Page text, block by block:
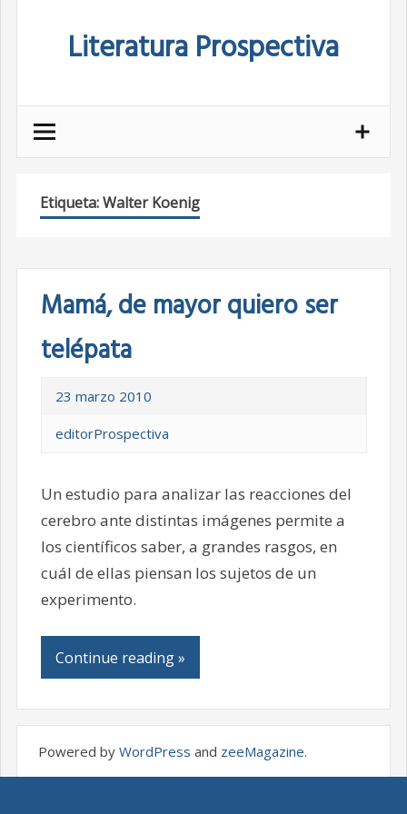
Literatura Prospectiva
Etiqueta:Walter Koenig
Mamá, de mayor quiero ser
telépata
23 marzo 2010
editorProspectiva
Un estudio para analizar las reacciones del
cerebro ante distintas imágenes permite a
los científicos saber, a grandes rasgos, en
cuál de ellas piensan los sujetos de un
experimento.
Continue reading »
Powered by WordPress and zeeMagazine.